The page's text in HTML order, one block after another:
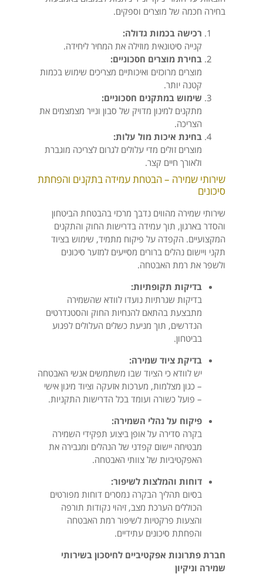
בחירה חכמה של מוצרים וספקים.
רכישה בכמות גדולה:
קנייה סיטונאית מוזילה את המחיר ליחידה.
בחירת מוצרים חסכוניים:
מוצרים מרוכזים ואיכותיים מצריכים שימוש בכמות
קטנה יותר.
שימוש במתקנים חסכוניים:
מתקנים למינון מדויק של סבון ונייר מצמצמים את
הצריכה.
בחינת איכות מול עלות:
מוצרים זולים מדי עלולים לגרום לצריכה מוגברת
ולאורך חיים קצר.
שירותי שמירה – הבטחת עמידה בתקנים והפחתת
סיכונים
שירותי שמירה מהווים נדבך מרכזי בהבטחת הביטחון
והסדר בארגון, תוך עמידה בדרישות החוק והתקנים
המקצועיים. הקפדה על פיקוח מתמיד, שימוש בציוד
תקני ויישום נהלים ברורים מסייעים למזער סיכונים
ולשפר את רמת האבטחה.
בדיקות תקופתיות:
בדיקות שגרתיות נועדו לוודא שהשמירה
מתבצעת בהתאם להנחיות החוק והסטנדרטים
הנדרשים, תוך מניעת כשלים העלולים לפגוע
בביטחון.
בדיקת ציוד שמירה:
יש לוודא כי הציוד שבו משתמשים אנשי האבטחה
– כגון מצלמות, מערכות אזעקה וציוד מיגון אישי
– פועל כשורה ועומד בכל הדרישות התקניות.
פיקוח על נהלי השמירה:
בקרה סדירה על אופן ביצוע תפקידי השמירה
מבטיחה יישום קפדני של הנהלים ומגבירה את
האפקטיביות של צוותי האבטחה.
דוחות והמלצות לשיפור:
בסיום תהליך הבקרה נמסרים דוחות מפורטים
הכוללים הערכת מצב, זיהוי נקודות תורפה
והצעות פרקטיות לשיפור רמת האבטחה
והפחתת סיכונים עתידיים.
חברת פתרונות אפקטיביים לחיסכון בשירותי
שמירה וניקיון